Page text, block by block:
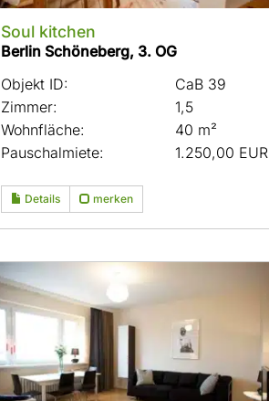
Soul kitchen
Berlin Schöneberg, 3. OG
Objekt ID:
CaB 39
Zimmer:
1,5
Wohnfläche:
40 m²
Pauschalmiete:
1.250,00 EUR
Details merken